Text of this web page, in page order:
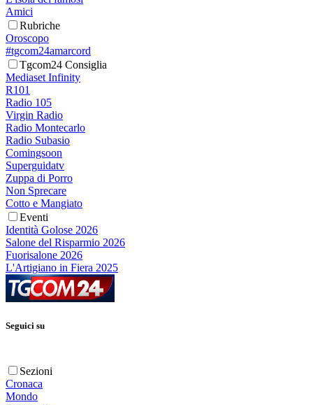
Amici
Rubriche
Oroscopo
#tgcom24amarcord
Tgcom24 Consiglia
Mediaset Infinity
R101
Radio 105
Virgin Radio
Radio Montecarlo
Radio Subasio
Comingsoon
Superguidatv
Zuppa di Porro
Non Sprecare
Cotto e Mangiato
Eventi
Identità Golose 2026
Salone del Risparmio 2026
Fuorisalone 2026
L'Artigiano in Fiera 2025
Seguici su
Sezioni
Cronaca
Mondo